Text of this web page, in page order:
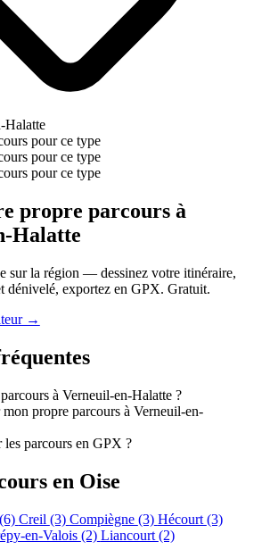
Halatte
pour ce type
pour ce type
pour ce type
propre parcours à
Halatte
sur la région — dessinez votre itinéraire,
dénivelé, exportez en GPX. Gratuit.
→
à Verneuil-en-Halatte ?
propre parcours à Verneuil-en-
les parcours en GPX ?
en Oise
(6) Creil (3) Compiègne (3) Hécourt (3)
en-Valois (2) Liancourt (2)